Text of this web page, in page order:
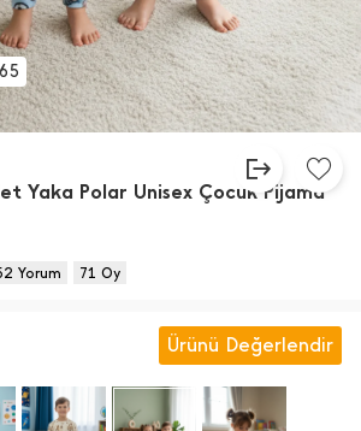
Yaka Polar Unisex Çocuk Pijama
Yorum 71 Oy
Ürünü Değerlendir